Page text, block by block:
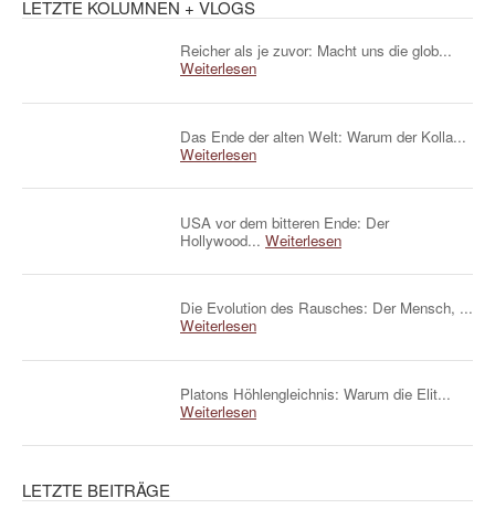
LETZTE KOLUMNEN + VLOGS
Reicher als je zuvor: Macht uns die glob...
Weiterlesen
Das Ende der alten Welt: Warum der Kolla...
Weiterlesen
USA vor dem bitteren Ende: Der
Hollywood... Weiterlesen
Die Evolution des Rausches: Der Mensch, ...
Weiterlesen
Platons Höhlengleichnis: Warum die Elit...
Weiterlesen
LETZTE BEITRÄGE